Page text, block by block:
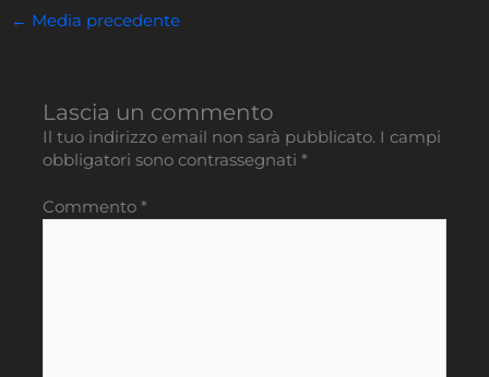
← Media precedente
Lascia un commento
Il tuo indirizzo email non sarà pubblicato. I campi
obbligatori sono contrassegnati*
Commento*